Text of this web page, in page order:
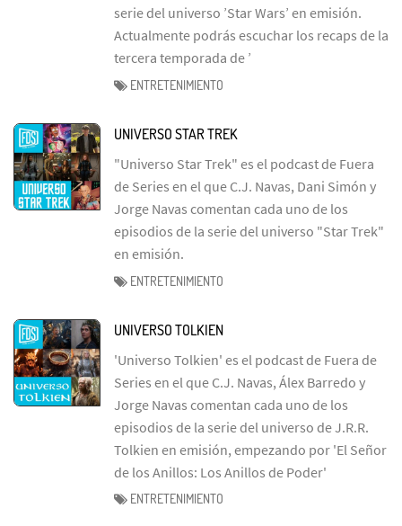
serie del universo ’Star Wars’ en emisión.
Actualmente podrás escuchar los recaps de la
tercera temporada de ’
ENTRETENIMIENTO
UNIVERSO STAR TREK
"Universo Star Trek" es el podcast de Fuera
de Series en el que C.J. Navas, Dani Simón y
Jorge Navas comentan cada uno de los
episodios de la serie del universo "Star Trek"
en emisión.
ENTRETENIMIENTO
UNIVERSO TOLKIEN
'Universo Tolkien' es el podcast de Fuera de
Series en el que C.J. Navas, Álex Barredo y
Jorge Navas comentan cada uno de los
episodios de la serie del universo de J.R.R.
Tolkien en emisión, empezando por 'El Señor
de los Anillos: Los Anillos de Poder'
ENTRETENIMIENTO